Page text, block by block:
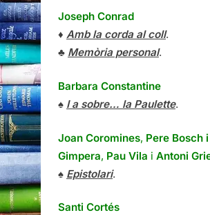
Joseph Conrad
♦ Amb la corda al coll.
♣ Memòria personal.
Barbara Constantine
♠ I a sobre… la Paulette.
Joan Coromines, Pere Bosch i
Gimpera, Pau Vila i Antoni
♠ Epistolari.
Santi Cortés